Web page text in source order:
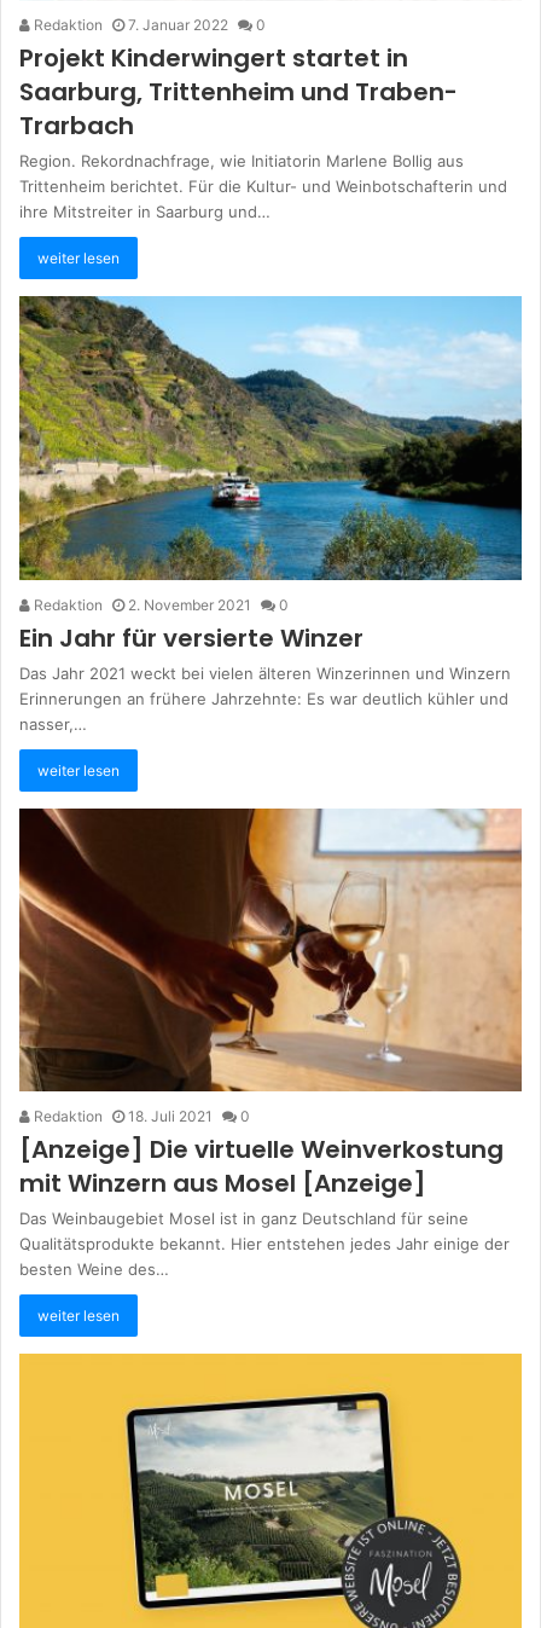
Redaktion 7. Januar 2022 0
Projekt Kinderwingert startet in
Saarburg, Trittenheim und Traben-
Trarbach
Region. Rekordnachfrage, wie Initiatorin Marlene Bollig aus
Trittenheim berichtet. Für die Kultur- und Weinbotschafterin und
ihre Mitstreiter in Saarburg und…
weiter lesen
Redaktion 2. November 2021 0
Ein Jahr für versierte Winzer
Das Jahr 2021 weckt bei vielen älteren Winzerinnen und Winzern
Erinnerungen an frühere Jahrzehnte: Es war deutlich kühler und
nasser,…
weiter lesen
Redaktion 18. Juli 2021 0
[Anzeige] Die virtuelle Weinverkostung
mit Winzern aus Mosel [Anzeige]
Das Weinbaugebiet Mosel ist in ganz Deutschland für seine
Qualitätsprodukte bekannt. Hier entstehen jedes Jahr einige der
besten Weine des…
weiter lesen